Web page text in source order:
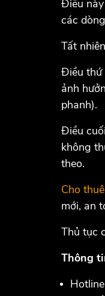
Điều
các
Tất
Điều thứ
ảnh
phanh).
Điều
không
theo.
Cho
mới, an
Thủ tục
Thông